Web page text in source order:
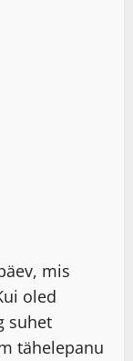
mis
oled
suhet
tähelepanu